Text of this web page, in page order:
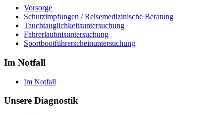
Vorsorge
Schutzimpfungen / Reisemedizinische Beratung
Tauchtauglichkeitsuntersuchung
Fahrerlaubnisuntersuchung
Sportbootführerscheinuntersuchung
Im Notfall
Im Notfall
Unsere Diagnostik